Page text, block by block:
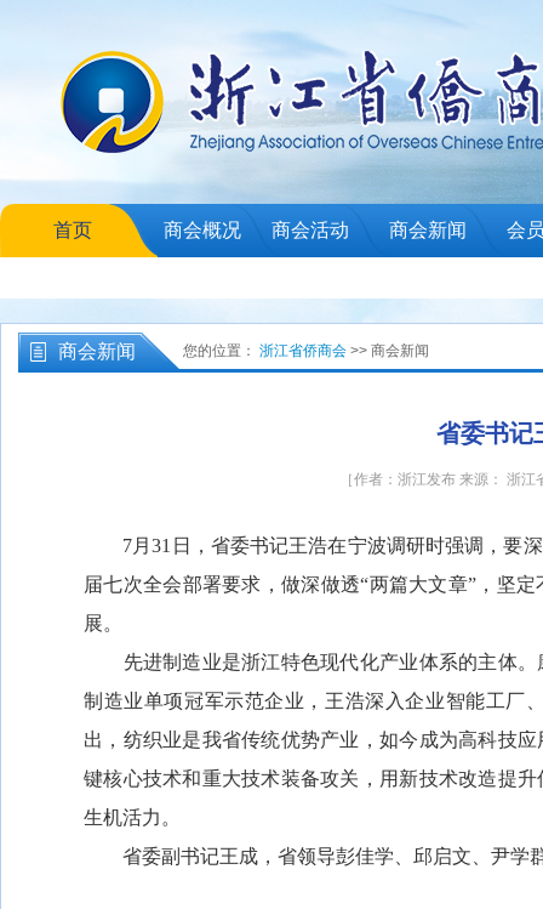
首页 商会概况 商会活动 商会新闻 会
商会新闻 您的位置： 浙江省侨商会 >> 商会新闻
省委书记
［作者：浙江发布 来源： 浙
7月31日，省委书记王浩在宁波调研时强调，要深
届七次全会部署要求，做深做透“两篇大文章”，坚
展。
先进制造业是浙江特色现代化产业体系的主体。
制造业单项冠军示范企业，王浩深入企业智能工厂
出，纺织业是我省传统优势产业，如今成为高科技
键核心技术和重大技术装备攻关，用新技术改造提
生机活力。
省委副书记王成，省领导彭佳学、邱启文、尹学